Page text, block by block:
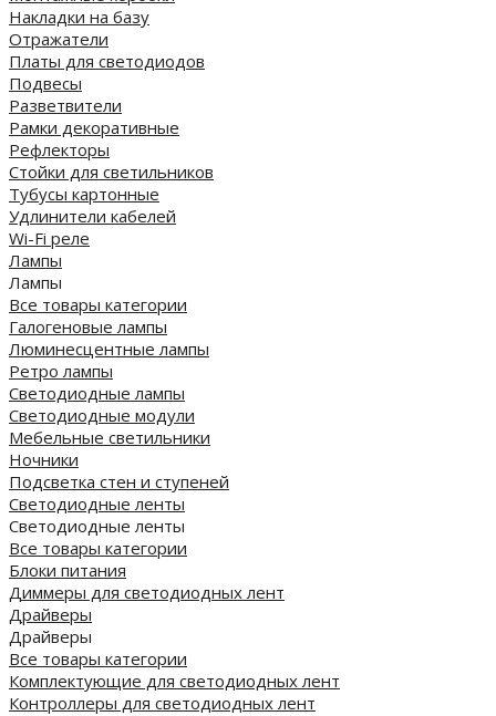
Накладки на базу
Отражатели
Платы для светодиодов
Подвесы
Разветвители
Рамки декоративные
Рефлекторы
Стойки для светильников
Тубусы картонные
Удлинители кабелей
Wi-Fi реле
Лампы
Лампы
Все товары категории
Галогеновые лампы
Люминесцентные лампы
Ретро лампы
Светодиодные лампы
Светодиодные модули
Мебельные светильники
Ночники
Подсветка стен и ступеней
Светодиодные ленты
Светодиодные ленты
Все товары категории
Блоки питания
Диммеры для светодиодных лент
Драйверы
Драйверы
Все товары категории
Комплектующие для светодиодных лент
Контроллеры для светодиодных лент